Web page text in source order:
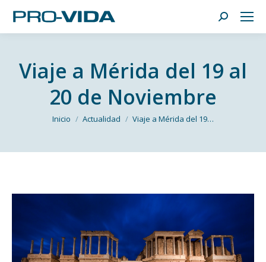
Buscar:
Viaje a Mérida del 19 al
20 de Noviembre
Estás aquí:
Inicio Actualidad Viaje a Mérida del 19…